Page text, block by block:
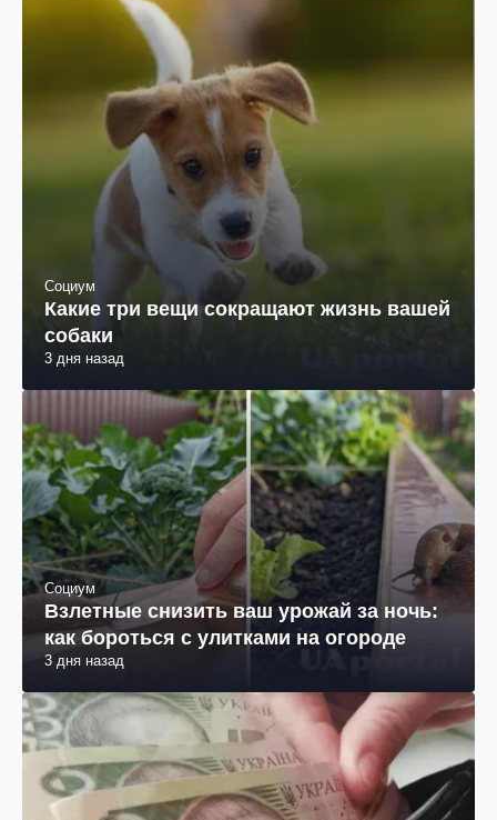
Социум
Какие три вещи сокращают жизнь вашей
собаки
3 дня назад
Социум
Взлетные снизить ваш урожай за ночь:
как бороться с улитками на огороде
3 дня назад